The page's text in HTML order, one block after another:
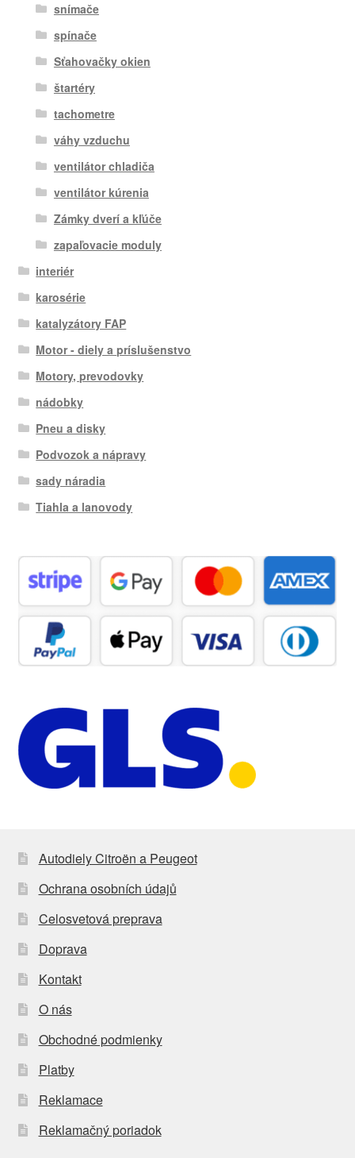
snímače
spínače
Sťahovačky okien
štartéry
tachometre
váhy vzduchu
ventilátor chladiča
ventilátor kúrenia
Zámky dverí a kľúče
zapaľovacie moduly
interiér
karosérie
katalyzátory FAP
Motor - diely a príslušenstvo
Motory, prevodovky
nádobky
Pneu a disky
Podvozok a nápravy
sady náradia
Tiahla a lanovody
Autodiely Citroën a Peugeot
Ochrana osobních údajů
Celosvetová preprava
Doprava
Kontakt
O nás
Obchodné podmienky
Platby
Reklamace
Reklamačný poriadok